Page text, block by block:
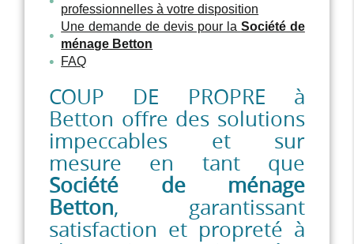
professionnelles à votre disposition
Une demande de devis pour la Société de
ménage Betton
FAQ
COUP DE PROPRE à
Betton offre des solutions
impeccables et sur
mesure en tant que
Société de ménage
Betton, garantissant
satisfaction et propreté à